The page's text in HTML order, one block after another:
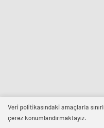
Veri politikasındaki amaçlarla
çerez konumlandırmaktayız.